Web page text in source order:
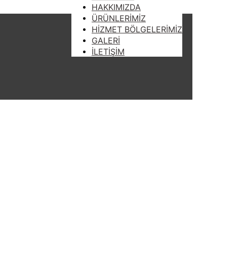
HAKKIMIZDA
ÜRÜNLERİMİZ
HİZMET BÖLGELERİMİZ
GALERİ
İLETİŞİM